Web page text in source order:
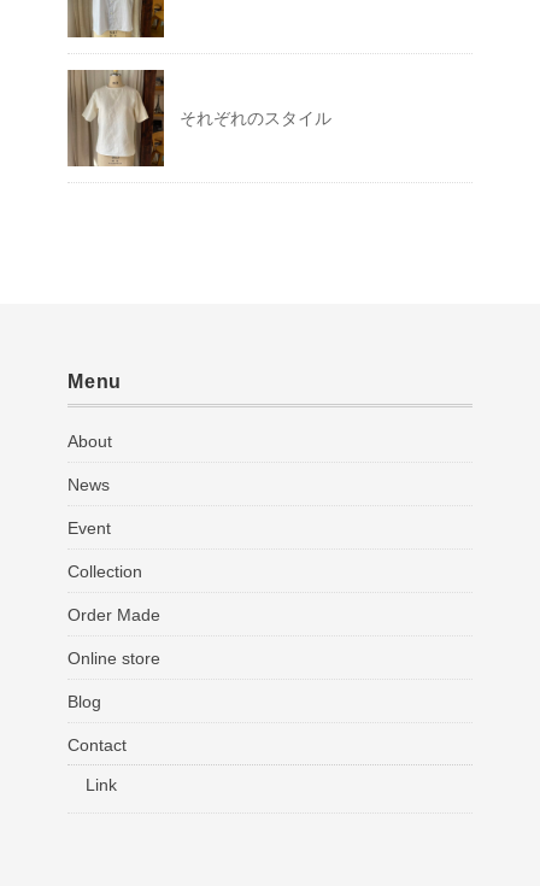
それぞれのスタイル
Menu
About
News
Event
Collection
Order Made
Online store
Blog
Contact
Link